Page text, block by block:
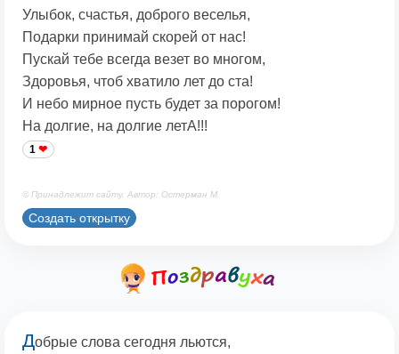
Улыбок, счастья, доброго веселья,
Подарки принимай скорей от нас!
Пускай тебе всегда везет во многом,
Здоровья, чтоб хватило лет до ста!
И небо мирное пусть будет за порогом!
На долгие, на долгие летА!!!
1
© Принадлежит сайту. Автор: Остерман М.
Создать открытку
Добрые слова сегодня льются,